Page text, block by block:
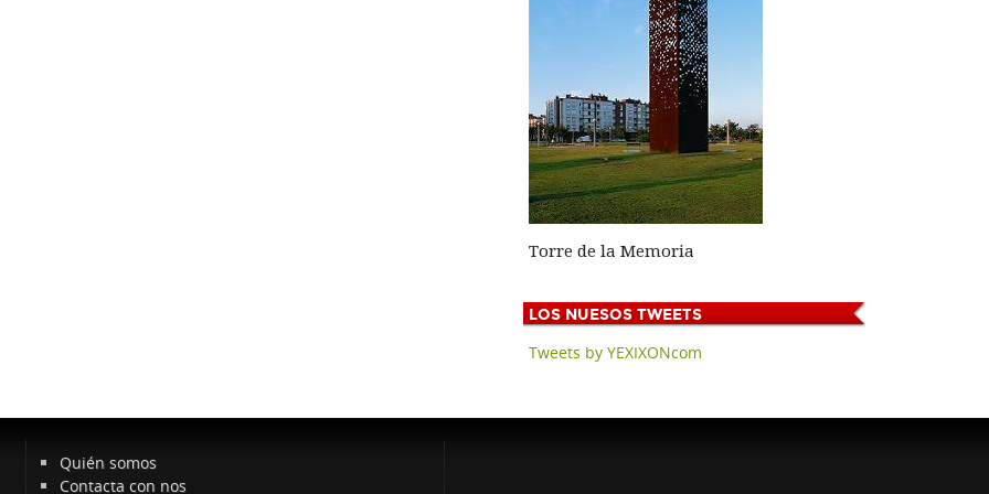
Torre de la Memoria
LOS NUESOS TWEETS
Tweets by YEXIXONcom
Quién somos
Contacta con nos